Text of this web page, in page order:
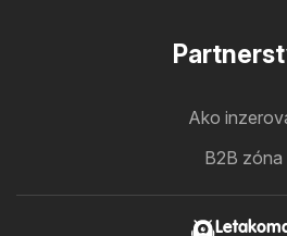
Ako
B2B zóna